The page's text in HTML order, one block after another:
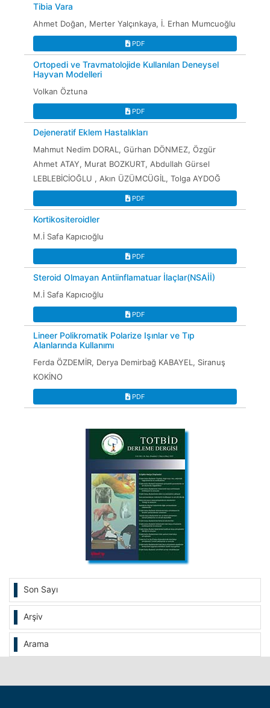
Son Sayı
Arşiv
Arama
Tibia Vara
Ahmet Doğan, Merter Yalçınkaya, İ. Erhan Mumcuoğlu
PDF
Ortopedi ve Travmatolojide Kullanılan Deneysel
Hayvan Modelleri
Volkan Öztuna
PDF
Dejeneratif Eklem Hastalıkları
Mahmut Nedim DORAL, Gürhan DÖNMEZ, Özgür
Ahmet ATAY, Murat BOZKURT, Abdullah Gürsel
LEBLEBİCİOĞLU , Akın ÜZÜMCÜGİL, Tolga AYDOĞ
PDF
Kortikositeroidler
M.İ Safa Kapıcıoğlu
PDF
Steroid Olmayan Antiinflamatuar İlaçlar(NSAİİ)
M.İ Safa Kapıcıoğlu
PDF
Lineer Polikromatik Polarize Işınlar ve Tıp
Alanlarında Kullanımı
Ferda ÖZDEMİR, Derya Demirbağ KABAYEL, Siranuş
KOKİNO
PDF